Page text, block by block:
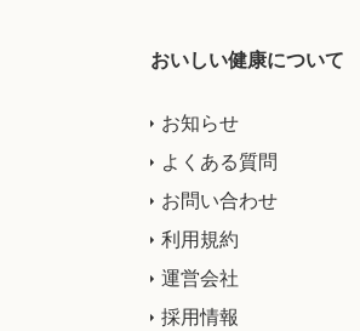
おいしい健康について
お知らせ
よくある質問
お問い合わせ
利用規約
運営会社
採用情報